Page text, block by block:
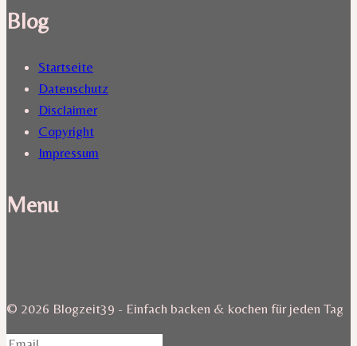
Blog
Startseite
Datenschutz
Disclaimer
Copyright
Impressum
Menu
© 2026 Blogzeit39 - Einfach backen & kochen für jeden Tag